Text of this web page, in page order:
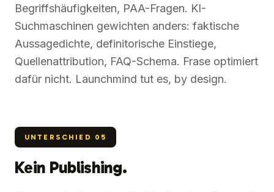
Begriffshäufigkeiten, PAA-Fragen. KI-
Suchmaschinen gewichten anders: faktische
Aussagedichte, definitorische Einstiege,
Quellenattribution, FAQ-Schema. Frase optimiert
dafür nicht. Launchmind tut es, by design.
UNTERSCHIED 05
Kein Publishing.